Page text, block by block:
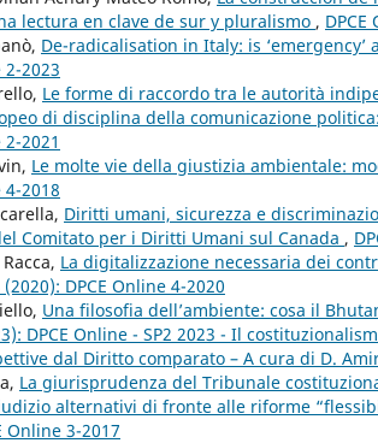
lectura en clave de sur y pluralismo ,
De-radicalisation in Italy: is ‘emergency’
2-2023
Le forme di raccordo tra le autorità
di disciplina della comunicazione
2-2021
Le molte vie della giustizia ambientale:
4-2018
Diritti umani, sicurezza e
Comitato per i Diritti Umani sul Canada ,
La digitalizzazione necessaria dei
DPCE Online 4-2020
Una filosofia dell’ambiente: cosa il
DPCE Online - SP2 2023 - Il
dal Diritto comparato – A cura di D.
La giurisprudenza del Tribunale
alternativi di fronte alle riforme
Online 3-2017